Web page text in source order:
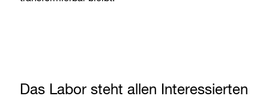
Das Labor steht allen Interessierten